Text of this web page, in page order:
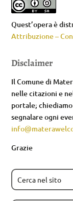
Quest’opera è
Attribuzione –
Disclaimer
Il Comune di
nelle citazioni e
portale;
segnalare ogni
Grazie